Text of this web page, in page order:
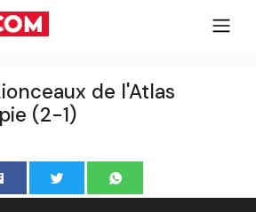
de l'Atlas
(2-1)